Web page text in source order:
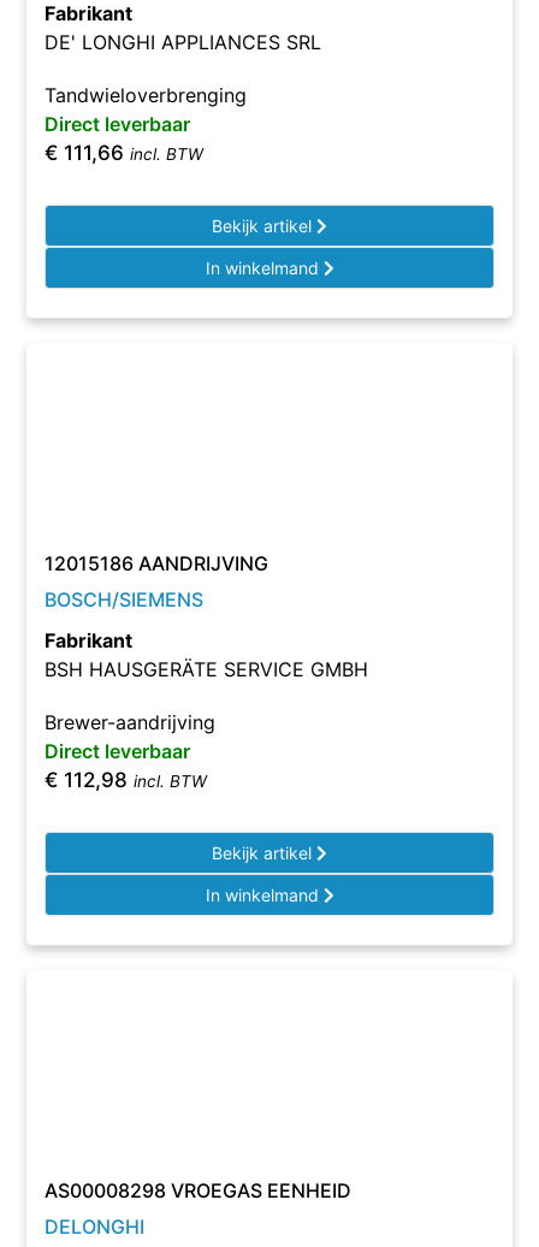
Fabrikant
DE' LONGHI APPLIANCES SRL
Tandwieloverbrenging
Direct leverbaar
€ 111,66 incl. BTW
Bekijk artikel
In winkelmand
12015186 AANDRIJVING
BOSCH/SIEMENS
Fabrikant
BSH HAUSGERÄTE SERVICE GMBH
Brewer-aandrijving
Direct leverbaar
€ 112,98 incl. BTW
Bekijk artikel
In winkelmand
AS00008298 VROEGAS EENHEID
DELONGHI